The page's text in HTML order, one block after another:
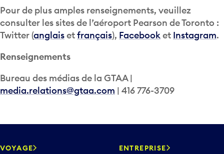
Pour de plus amples renseignements, veuillez
consulter les sites de l’aéroport Pearson de Toronto :
Twitter (anglaisetfrançais), Facebooket Instagram.
Renseignements
Bureau des médias de la GTAA |
media.relations@gtaa.com | 416 776-3709
VOYAGE ENTREPRISE